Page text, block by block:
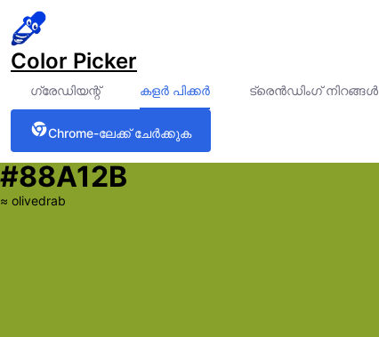
Color Picker
ഗ്രേഡിയന്റ് കളർ പിക്കർ ട്രെൻഡിംഗ് നിറങ്ങൾ
Chrome-ലേക്ക് ചേർക്കുക
#88A12B
≈ olivedrab